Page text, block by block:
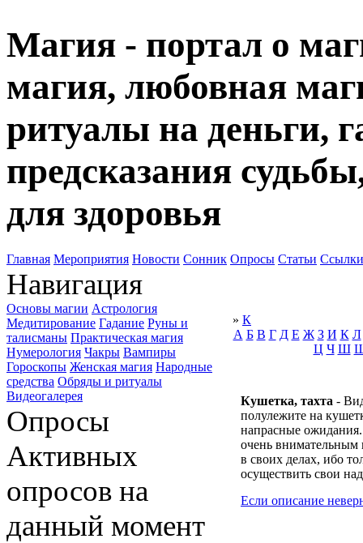
Магия - портал о
магия, любовная
ритуалы на деньги,
предсказания
для здоровья
Главная Мероприятия Новости Сонник Опросы Статьи Ссылки
Навигация
Основы магии Астрология
Медитирование Гадание Руны и
талисманы Практическая магия
Нумерология Чакры Вампиры
Гороскопы Женская магия Народные
средства Обряды и ритуалы
Видеогалерея
Опросы
Активных
опросов на
данный момент
» К
А Б В Г Д Е Ж З И К Л
Ц Ч Ш
Кушетка, тахта -
полулежите на
напрасные
очень
в своих делах, ибо
осуществить свои
Если описание